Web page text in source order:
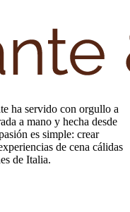
ha servido con orgullo a
a mano y hecha desde
es simple: crear
de cena cálidas
de Italia.